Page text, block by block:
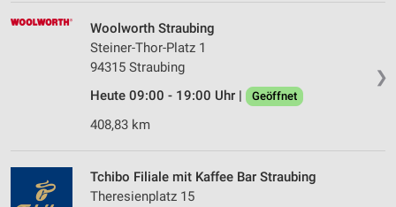
❯
Woolworth Straubing
Steiner-Thor-Platz 1
94315 Straubing
Heute 09:00 - 19:00 Uhr |
Geöffnet
408,83 km
Tchibo Filiale mit Kaffee Bar Straubing
Theresienplatz 15